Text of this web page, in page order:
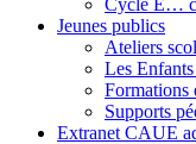
Cycle E…
Jeunes publics
Ateliers
Les
Formations
Supports
Extranet CAUE